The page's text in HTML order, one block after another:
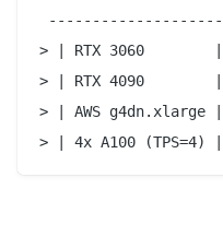
> | RTX 3060
> | RTX 4090
> | AWS
> | 4x A100